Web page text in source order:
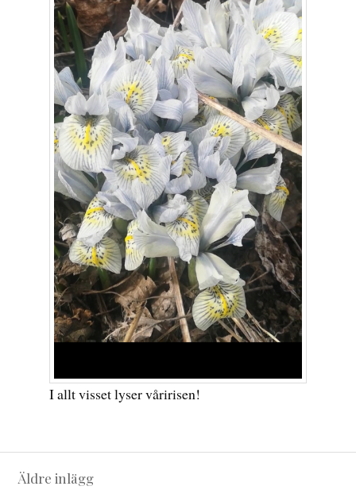
I allt visset lyser våririsen!
Inläggsnavigering
Äldre inlägg